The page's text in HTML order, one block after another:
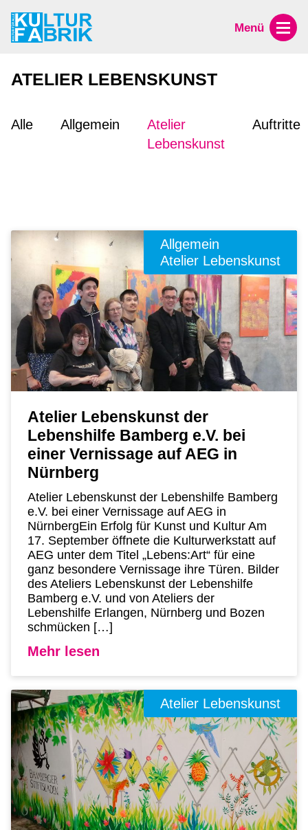
Menü
ATELIER LEBENSKUNST
Alle Allgemein
Atelier
Lebenskunst
Auftritte
Allgemein
Atelier Lebenskunst
Atelier Lebenskunst der
Lebenshilfe Bamberg e.V. bei
einer Vernissage auf AEG in
Nürnberg
Atelier Lebenskunst der Lebenshilfe Bamberg
e.V. bei einer Vernissage auf AEG in
NürnbergEin Erfolg für Kunst und Kultur Am
17. September öffnete die Kulturwerkstatt auf
AEG unter dem Titel „Lebens:Art“ für eine
ganz besondere Vernissage ihre Türen. Bilder
des Ateliers Lebenskunst der Lebenshilfe
Bamberg e.V. und von Ateliers der
Lebenshilfe Erlangen, Nürnberg und Bozen
schmücken […]
Mehr lesen
Atelier Lebenskunst